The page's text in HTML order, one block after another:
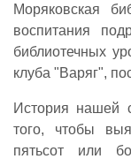
Моряковская
воспитания
библиотечных
клуба "Варяг",
История нашей
того, чтобы
пятьсот или